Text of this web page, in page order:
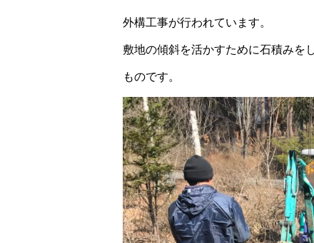
外構工事が行われています。
敷地の傾斜を活かすために石積みを
ものです。